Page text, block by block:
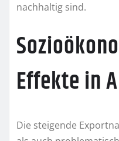
nachhaltig sind.
Effekte in
Die steigende